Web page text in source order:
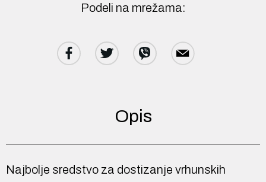
Podeli na mrežama:
Opis
Najbolje sredstvo za dostizanje vrhunskih